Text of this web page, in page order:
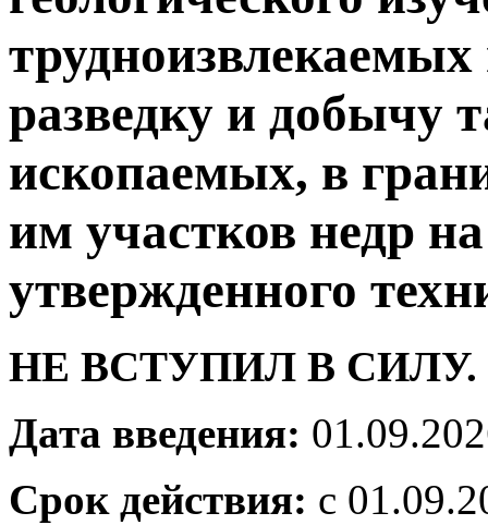
разведку и добычу
ископаемых, в
им участков недр
утвержденного
НЕ ВСТУПИЛ В СИЛУ.
Дата введения:
Срок действия: с